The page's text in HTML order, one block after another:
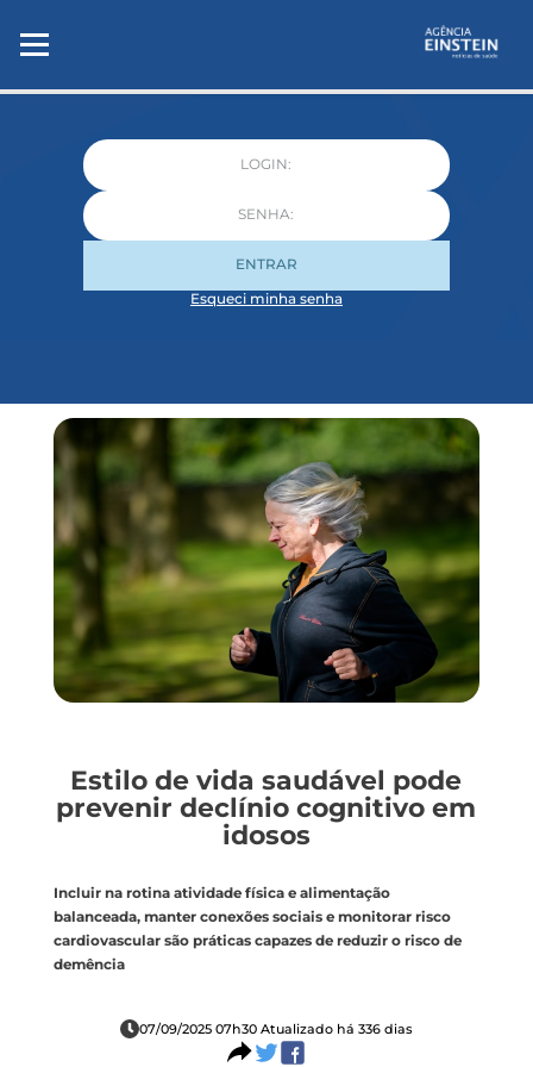
ENTRAR
Esqueci minha senha
Estilo de vida saudável pode
prevenir declínio cognitivo em
idosos
Incluir na rotina atividade física e alimentação
balanceada, manter conexões sociais e monitorar risco
cardiovascular são práticas capazes de reduzir o risco de
demência
07/09/2025 07h30 Atualizado há 336 dias